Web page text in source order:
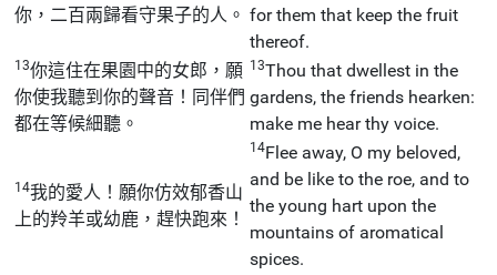
你，二百兩歸看守果子的人。 for them that keep the fruit
thereof.
13你這住在果園中的女郎，願
你使我聽到你的聲音！同伴們
都在等候細聽。
13Thou that dwellest in the
gardens, the friends hearken:
make me hear thy voice.
14我的愛人！願你仿效郁香山
上的羚羊或幼鹿，趕快跑來！
14Flee away, O my beloved,
and be like to the roe, and to
the young hart upon the
mountains of aromatical
spices.